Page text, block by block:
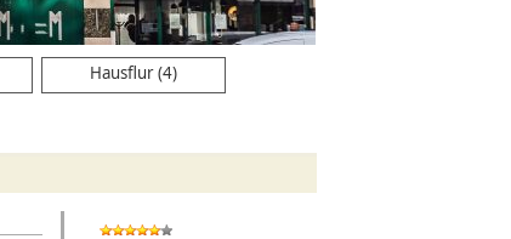
Hausflur (4)